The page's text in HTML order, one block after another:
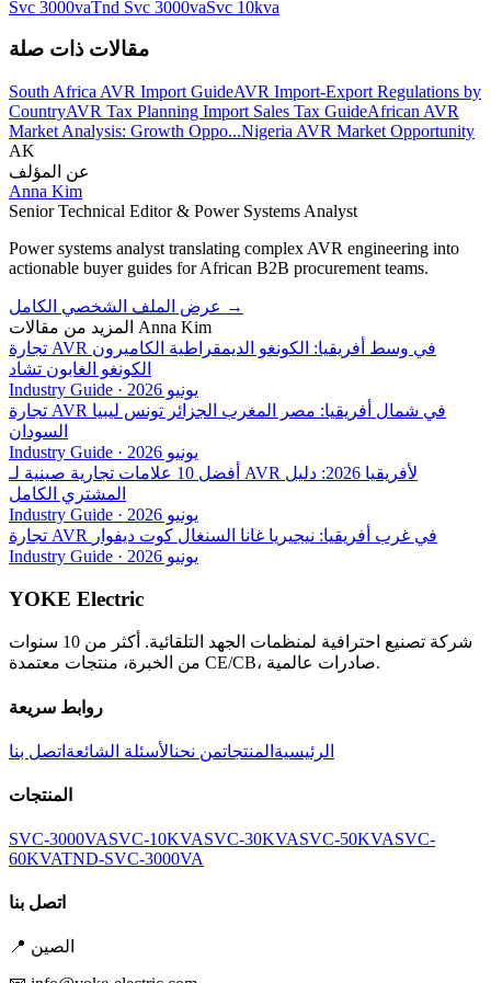
Svc 3000vaTnd Svc 3000vaSvc 10kva
مقالات ذات صلة
South Africa AVR Import GuideAVR Import-Export Regulations by
CountryAVR Tax Planning Import Sales Tax GuideAfrican AVR
Market Analysis: Growth Oppo...Nigeria AVR Market Opportunity
AK
عن المؤلف
Anna Kim
Senior Technical Editor & Power Systems Analyst
Power systems analyst translating complex AVR engineering into
actionable buyer guides for African B2B procurement teams.
عرض الملف الشخصي الكامل →
المزيد من مقالات Anna Kim
تجارة AVR في وسط أفريقيا: الكونغو الديمقراطية الكاميرون
الكونغو الغابون تشاد
Industry Guide ·
يونيو 2026
تجارة AVR في شمال أفريقيا: مصر المغرب الجزائر تونس ليبيا
السودان
Industry Guide ·
يونيو 2026
أفضل 10 علامات تجارية صينية لـ AVR لأفريقيا 2026: دليل
المشتري الكامل
Industry Guide ·
يونيو 2026
تجارة AVR في غرب أفريقيا: نيجيريا غانا السنغال كوت ديفوار
Industry Guide · يونيو 2026
YOKE Electric
شركة تصنيع احترافية لمنظمات الجهد التلقائية. أكثر من 10 سنوات
من الخبرة، منتجات معتمدة CE/CB، صادرات عالمية.
روابط سريعة
الرئيسية المنتجاتمن نحنالأسئلة الشائعة اتصل بنا
المنتجات
SVC-3000VASVC-10KVASVC-30KVASVC-50KVASVC-
60KVATND-SVC-3000VA
اتصل بنا
📍 الصين